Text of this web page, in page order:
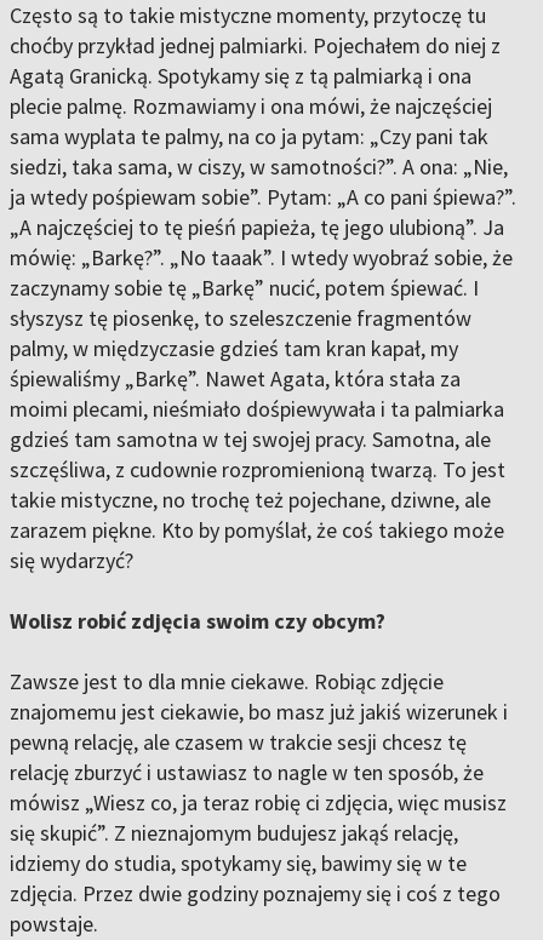
Często są to takie mistyczne momenty, przytoczę tu
choćby przykład jednej palmiarki. Pojechałem do niej z
Agatą Granicką. Spotykamy się z tą palmiarką i ona
plecie palmę. Rozmawiamy i ona mówi, że najczęściej
sama wyplata te palmy, na co ja pytam: „Czy pani tak
siedzi, taka sama, w ciszy, w samotności?”. A ona: „Nie,
ja wtedy pośpiewam sobie”. Pytam: „A co pani śpiewa?”.
„A najczęściej to tę pieśń papieża, tę jego ulubioną”. Ja
mówię: „Barkę?”. „No taaak”. I wtedy wyobraź sobie, że
zaczynamy sobie tę „Barkę” nucić, potem śpiewać. I
słyszysz tę piosenkę, to szeleszczenie fragmentów
palmy, w międzyczasie gdzieś tam kran kapał, my
śpiewaliśmy „Barkę”. Nawet Agata, która stała za
moimi plecami, nieśmiało dośpiewywała i ta palmiarka
gdzieś tam samotna w tej swojej pracy. Samotna, ale
szczęśliwa, z cudownie rozpromienioną twarzą. To jest
takie mistyczne, no trochę też pojechane, dziwne, ale
zarazem piękne. Kto by pomyślał, że coś takiego może
się wydarzyć?
Wolisz robić zdjęcia swoim czy obcym?
Zawsze jest to dla mnie ciekawe. Robiąc zdjęcie
znajomemu jest ciekawie, bo masz już jakiś wizerunek i
pewną relację, ale czasem w trakcie sesji chcesz tę
relację zburzyć i ustawiasz to nagle w ten sposób, że
mówisz „Wiesz co, ja teraz robię ci zdjęcia, więc musisz
się skupić”. Z nieznajomym budujesz jakąś relację,
idziemy do studia, spotykamy się, bawimy się w te
zdjęcia. Przez dwie godziny poznajemy się i coś z tego
powstaje.